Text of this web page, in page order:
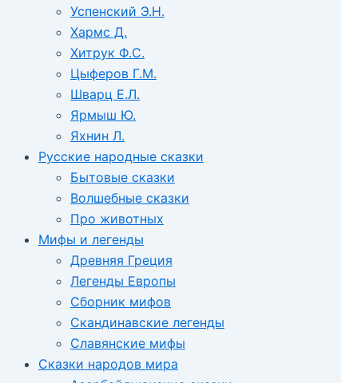
Успенский Э.Н.
Хармс Д.
Хитрук Ф.С.
Цыферов Г.М.
Шварц Е.Л.
Ярмыш Ю.
Яхнин Л.
Русские народные сказки
Бытовые сказки
Волшебные сказки
Про животных
Мифы и легенды
Древняя Греция
Легенды Европы
Сборник мифов
Скандинавские легенды
Славянские мифы
Сказки народов мира